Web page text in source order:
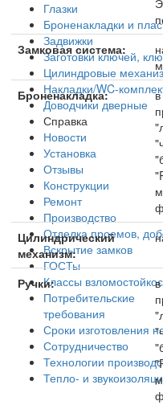
Глазки
Броненакладки и
Задвижки
Заготовки ключей,
Цилиндровые
Накладки/WC-
Доводчики дверные
Справка
Новости
Установка
Отзывы
Конструкции
Ремонт
Производство
Отделка проемов,
Вскрытие замков
ГОСТы
Классы
Потребительские
требования
Сроки изготовления
Сотрудничество
Технологии
Тепло- и
Замковая система:
Броненакладка:
Цилиндрический
механизм:
Ручки: